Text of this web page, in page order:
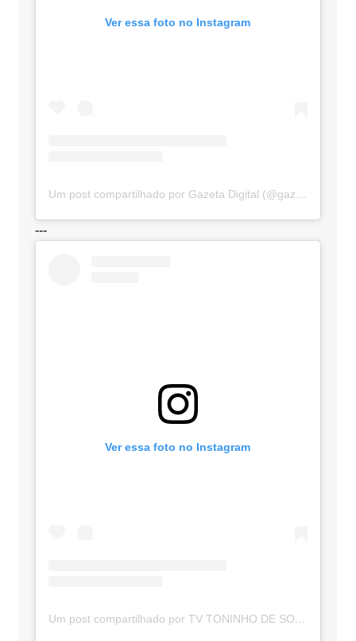
Ver essa foto no Instagram
Um post compartilhado por Gazeta Digital (@gazetadigital)
---
Ver essa foto no Instagram
Um post compartilhado por TV TONINHO DE SOUZA (@toninhodesouzamt)